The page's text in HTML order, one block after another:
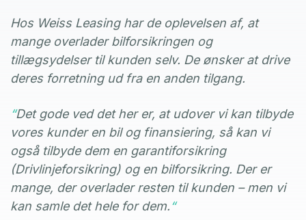
Hos Weiss Leasing har de oplevelsen af, at
mange overlader bilforsikringen og
tillægsydelser til kunden selv. De ønsker at drive
deres forretning ud fra en anden tilgang.
“Det gode ved det her er, at udover vi kan tilbyde
vores kunder en bil og finansiering, så kan vi
også tilbyde dem en garantiforsikring
(Drivlinjeforsikring) og en bilforsikring. Der er
mange, der overlader resten til kunden – men vi
kan samle det hele for dem.“